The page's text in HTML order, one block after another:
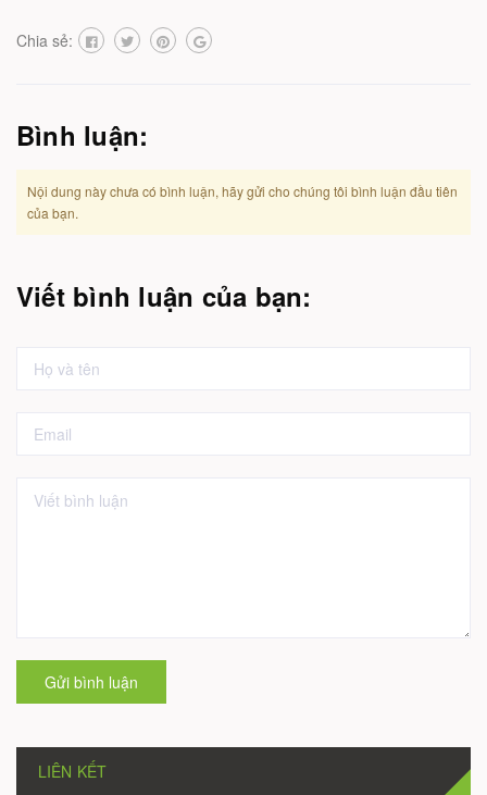
Chia sẻ:
Bình luận:
Nội dung này chưa có bình luận, hãy gửi cho chúng tôi bình luận đầu tiên
của bạn.
Viết bình luận của bạn:
Gửi bình luận
LIÊN KẾT